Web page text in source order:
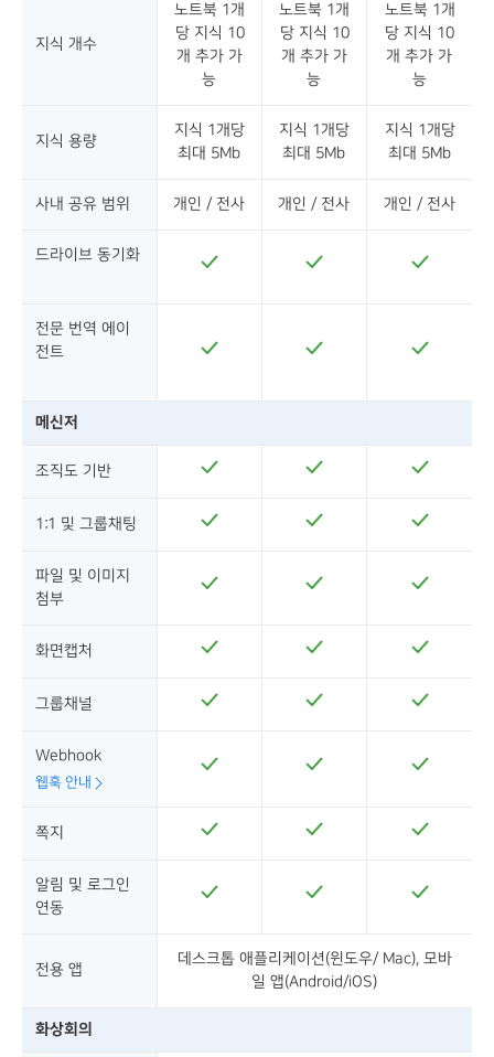
지식 개수
노트북 1개
당 지식 10
개 추가 가
능
노트북 1개
당 지식 10
개 추가 가
능
노트북 1개
당 지식 10
개 추가 가
능
지식 용량
지식 1개당
최대 5Mb
지식 1개당
최대 5Mb
지식 1개당
최대 5Mb
사내 공유 범위 개인 / 전사 개인 / 전사 개인 / 전사
드라이브 동기화
전문 번역 에이
전트
메신저
조직도 기반
1:1 및 그룹채팅
파일 및 이미지
첨부
화면캡처
그룹채널
Webhook
웹훅 안내
쪽지
알림 및 로그인
연동
전용 앱
데스크톱 애플리케이션(윈도우/ Mac), 모바
일 앱(Android/iOS)
화상회의